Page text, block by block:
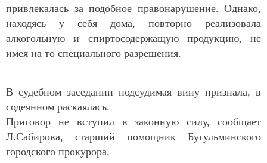
привлекалась за подобное правонарушение. Однако,
находясь у себя дома, повторно реализовала
алкогольную и спиртосодержащую продукцию, не
имея на то специального разрешения.
В судебном заседании подсудимая вину признала, в
содеянном раскаялась.
Приговор не вступил в законную силу, сообщает
Л.Сабирова, старший помощник Бугульминского
городского прокурора.